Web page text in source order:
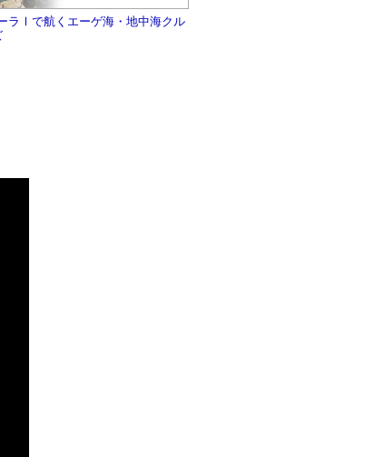
ラⅠで航くエーゲ海・地中海クル